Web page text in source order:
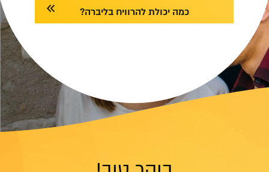
כמה יכולת להרוויח בליברה?